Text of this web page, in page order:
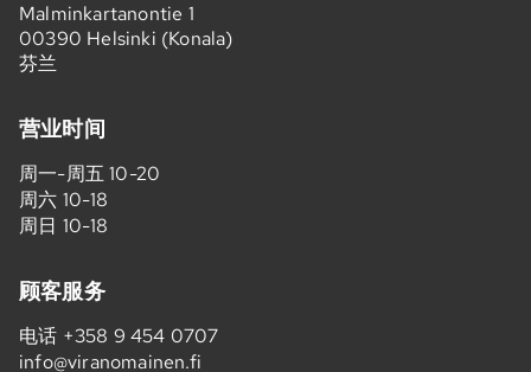
Malminkartanontie 1
00390 Helsinki (Konala)
芬兰
营业时间
周一-周五 10-20
周六 10-18
周日 10-18
顾客服务
电话 +358 9 454 0707
info@viranomainen.fi